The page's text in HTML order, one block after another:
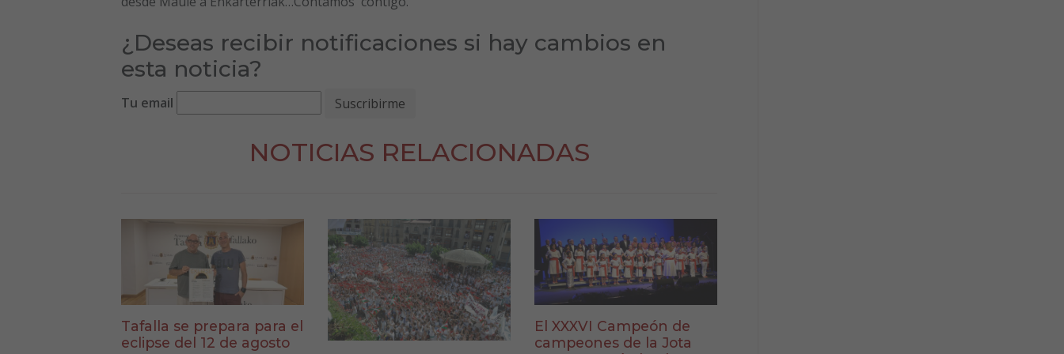
¿Deseas recibir notificaciones si hay cambios en
esta noticia?
Tu email
NOTICIAS RELACIONADAS
Tafalla se prepara para el
eclipse del 12 de agosto
El XXXVI Campeón de
campeones de la Jota